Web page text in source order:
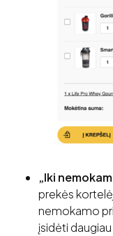
„Iki
prekės
nemokamo
įsidėti